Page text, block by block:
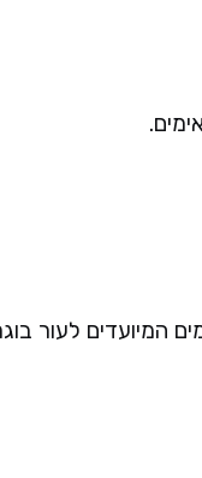
המיועדים לעור